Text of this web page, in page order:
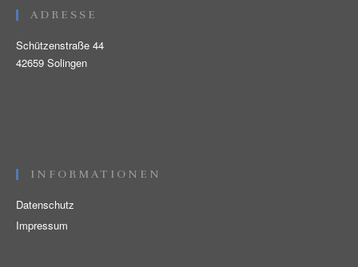
ADRESSE
Schützenstraße 44
42659 Solingen
INFORMATIONEN
Datenschutz
Impressum